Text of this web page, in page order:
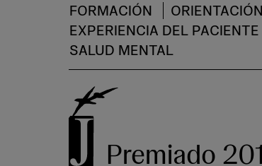
FORMACIÓN
ORIENTACIÓN
EXPERIENCIA DEL PACIENTE
SALUD MENTAL
Premiado